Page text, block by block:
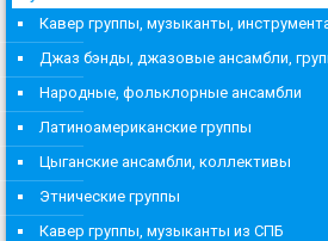
Кавер группы, музыканты,
Джаз бэнды, джазовые ансамбли,
Народные, фольклорные ансамбли
Латиноамериканские группы
Цыганские ансамбли, коллективы
Этнические группы
Кавер группы, музыканты из СПБ